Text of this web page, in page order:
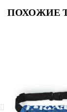
ПОХОЖИЕ